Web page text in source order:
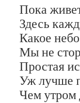
Пока
Здесь
Какое
Мы не
Простая
Уж лучше
Чем утром